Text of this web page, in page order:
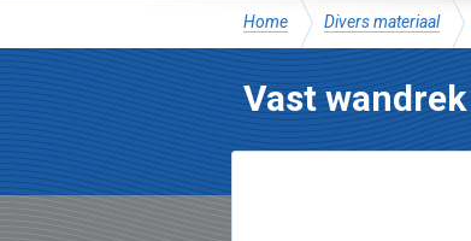
Home Divers materiaal
Vast